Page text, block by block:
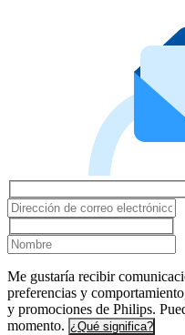
Me gustaría recibir
preferencias y
y promociones de Philips.
momento. ¿Qué significa?